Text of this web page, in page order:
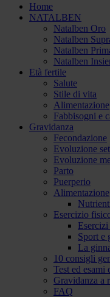
Home
NATALBEN
Natalben Oro
Natalben
Natalben
Natalben
Età fertile
Salute
Stile di vita
Alimentazione
Fabbisogni e
Gravidanza
Fecondazione
Evoluzione
Evoluzione
Parto
Puerperio
Alimentazione
Esercizio
Sport e
La
10 consigli
Test ed esami
Gravidanza a
FAQ